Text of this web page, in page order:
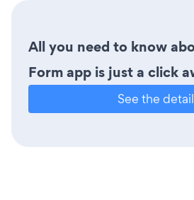
All you need to know
Form app is just a click
See the